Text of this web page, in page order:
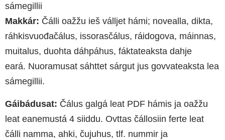
sámegillii
Makkár: Čálli oažžu ieš válljet hámi; novealla, dikta,
ráhkisvuođačálus, issorasčálus, ráidogova, máinnas,
muitalus, duohta dáhpáhus, fáktateaksta dahje
eará. Nuoramusat sáhttet sárgut jus govvateaksta lea
sámegillii.
Gáibádusat: Čálus galgá leat PDF hámis ja oažžu
leat eanemustá 4 siiddu. Ovttas čállosiin ferte leat
čálli namma, ahki, čujuhus, tlf. nummir ja